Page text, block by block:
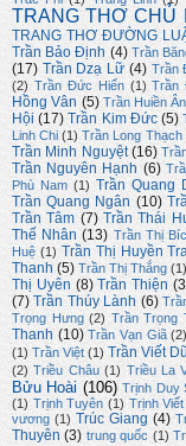
TRANG THƠ CHỦ
TRANG THƠ ĐƯỜNG
Trần Bảo Định (4) Trần
(17) Trần Dzạ Lữ (4) Trần
(2) Trần Đức Hiển (1) Trần
Hồng Vân (5) Trần Huiền Ân
Hội (17) Trần Kim Đức (5)
Linh Chi (1) Trần Long Thạch
Trần Minh Nguyệt (16)
Trần Nguyên Hạnh (6)
Phù Nam (1) Trần Quang
Trần Quang Ngân (10)
Trần Tâm (7) Trần Thái
Thế Nhân (13) Trần Thị
Huệ (1) Trần Thị Huyền
Thanh (5) Trần Thị Thắng (1)
Thị Uyên (8) Trần Thiện
(7) Trần Thúy Lành (6)
Trọng Hưng (2) Trần Trọng
Thanh (10) Trần Vạn Giã (2)
(1) Trần Việt (1) Trần Viết
(2) Triều Châu (1) Triều La
Bửu Hoài (106) Trịnh Duy
(1) Trịnh Tuyên (1) Trịnh
vương (1) Trúc Giang (4)
Thuyên (3) trung quốc (1)